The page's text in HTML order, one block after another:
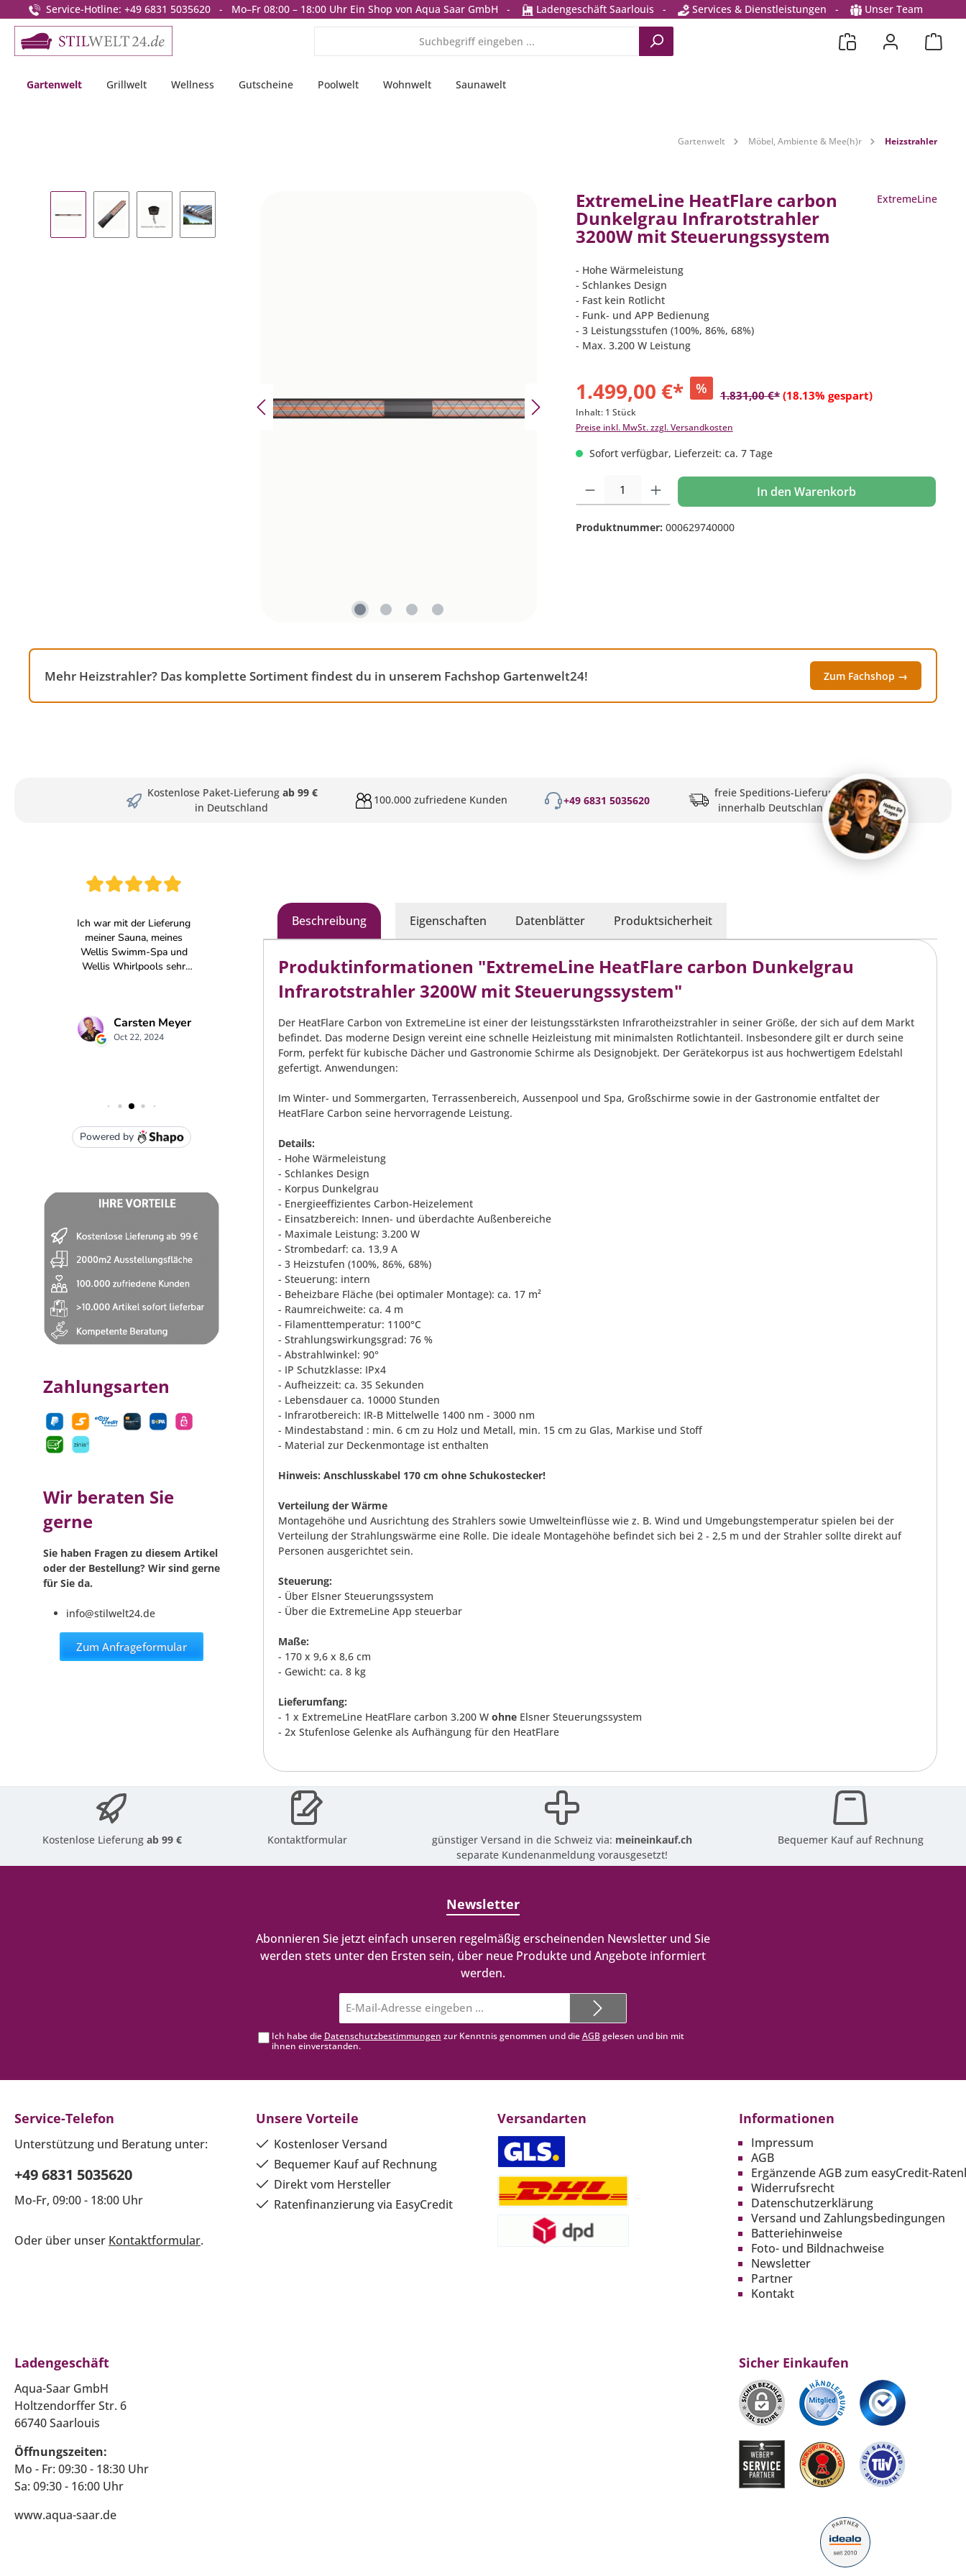
Zur Hauptnavigation springen
Service-Hotline: +49 6831 5035620 - Mo–Fr 08:00 – 18:00 Uhr Ein Shop von Aqua Saar GmbH - Ladengeschäft Saarlouis - Services & Dienstleistungen - Unser Team
Gartenwelt Grillwelt Wellness Gutscheine Poolwelt Wohnwelt Saunawelt
Gartenwelt Möbel, Ambiente & Mee(h)r Heizstrahler
Bildergalerie überspringen ExtremeLine HeatFlare carbon
Dunkelgrau Infrarotstrahler
3200W mit Steuerungssystem
ExtremeLine
- Hohe Wärmeleistung
- Schlankes Design
- Fast kein Rotlicht
- Funk- und APP Bedienung
- 3 Leistungsstufen (100%, 86%, 68%)
- Max. 3.200 W Leistung
1.499,00 €* % 1.831,00 €* (18.13% gespart)
Inhalt: 1 Stück
Preise inkl. MwSt. zzgl. Versandkosten
Sofort verfügbar, Lieferzeit: ca. 7 Tage
Produkt Anzahl: Gib den gewünschten Wert ein oder benutze die Schaltflächen um die
In den Warenkorb
Produktnummer: 000629740000
Mehr Heizstrahler? Das komplette Sortiment findest du in unserem Fachshop Gartenwelt24! Zum Fachshop →
Kostenlose Paket-Lieferung ab 99 €
in Deutschland
100.000 zufriedene Kunden +49 6831 5035620
freie Speditions-Lieferung
innerhalb Deutschlands
Zahlungsarten
Wir beraten Sie
gerne
Sie haben Fragen zu diesem Artikel
oder der Bestellung? Wir sind gerne
für Sie da.
info@stilwelt24.de
Zum Anfrageformular
Beschreibung Eigenschaften Datenblätter Produktsicherheit
Produktinformationen "ExtremeLine HeatFlare carbon Dunkelgrau
Infrarotstrahler 3200W mit Steuerungssystem"
Der HeatFlare Carbon von ExtremeLine ist einer der leistungsstärksten Infrarotheizstrahler in seiner Größe, der sich auf dem Markt
befindet. Das moderne Design vereint eine schnelle Heizleistung mit minimalsten Rotlichtanteil. Insbesondere gilt er durch seine
Form, perfekt für kubische Dächer und Gastronomie Schirme als Designobjekt. Der Gerätekorpus ist aus hochwertigem Edelstahl
gefertigt. Anwendungen:
Im Winter- und Sommergarten, Terrassenbereich, Aussenpool und Spa, Großschirme sowie in der Gastronomie entfaltet der
HeatFlare Carbon seine hervorragende Leistung.
Details:
- Hohe Wärmeleistung
- Schlankes Design
- Korpus Dunkelgrau
- Energieeffizientes Carbon-Heizelement
- Einsatzbereich: Innen- und überdachte Außenbereiche
- Maximale Leistung: 3.200 W
- Strombedarf: ca. 13,9 A
- 3 Heizstufen (100%, 86%, 68%)
- Steuerung: intern
- Beheizbare Fläche (bei optimaler Montage): ca. 17 m²
- Raumreichweite: ca. 4 m
- Filamenttemperatur: 1100°C
- Strahlungswirkungsgrad: 76 %
- Abstrahlwinkel: 90°
- IP Schutzklasse: IPx4
- Aufheizzeit: ca. 35 Sekunden
- Lebensdauer ca. 10000 Stunden
- Infrarotbereich: IR-B Mittelwelle 1400 nm - 3000 nm
- Mindestabstand : min. 6 cm zu Holz und Metall, min. 15 cm zu Glas, Markise und Stoff
- Material zur Deckenmontage ist enthalten
Hinweis: Anschlusskabel 170 cm ohne Schukostecker!
Verteilung der Wärme
Montagehöhe und Ausrichtung des Strahlers sowie Umwelteinflüsse wie z. B. Wind und Umgebungstemperatur spielen bei der
Verteilung der Strahlungswärme eine Rolle. Die ideale Montagehöhe befindet sich bei 2 - 2,5 m und der Strahler sollte direkt auf
Personen ausgerichtet sein.
Steuerung:
- Über Elsner Steuerungssystem
- Über die ExtremeLine App steuerbar
Maße:
- 170 x 9,6 x 8,6 cm
- Gewicht: ca. 8 kg
Lieferumfang:
- 1 x ExtremeLine HeatFlare carbon 3.200 W ohne Elsner Steuerungssystem
- 2x Stufenlose Gelenke als Aufhängung für den HeatFlare
Kostenlose Lieferungab 99 € Kontaktformular günstiger Versand in die Schweiz via: meineinkauf.ch
separate Kundenanmeldung vorausgesetzt!
Bequemer Kauf auf Rechnung
Newsletter
Abonnieren Sie jetzt einfach unseren regelmäßig erscheinenden Newsletter und Sie
werden stets unter den Ersten sein, über neue Produkte und Angebote informiert
werden.
Mail-
Adresse*
Ich habe die Datenschutzbestimmungen zur Kenntnis genommen und dieAGBgelesen und bin mit
ihnen einverstanden.
Service-Telefon
Unterstützung und Beratung unter:
+49 6831 5035620
Mo-Fr, 09:00 - 18:00 Uhr
Oder über unser Kontaktformular.
Unsere Vorteile
Kostenloser Versand
Bequemer Kauf auf Rechnung
Direkt vom Hersteller
Ratenfinanzierung via EasyCredit
Versandarten Informationen
Impressum
AGB
Ergänzende AGB zum easyCredit-
Widerrufsrecht
Datenschutzerklärung
Versand und Zahlungsbedingungen
Batteriehinweise
Foto- und Bildnachweise
Newsletter
Partner
Kontakt
Ladengeschäft
Aqua-Saar GmbH
Holtzendorffer Str. 6
66740 Saarlouis
Öffnungszeiten:
Mo - Fr: 09:30 - 18:30 Uhr
Sa: 09:30 - 16:00 Uhr
www.aqua-saar.de
Sicher Einkaufen